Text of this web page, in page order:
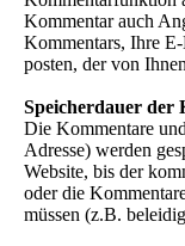
Kommentar auch
Kommentars, Ihre
posten, der von
Speicherdauer der
Die Kommentare
Adresse) werden
Website, bis der
oder die
müssen (z.B.